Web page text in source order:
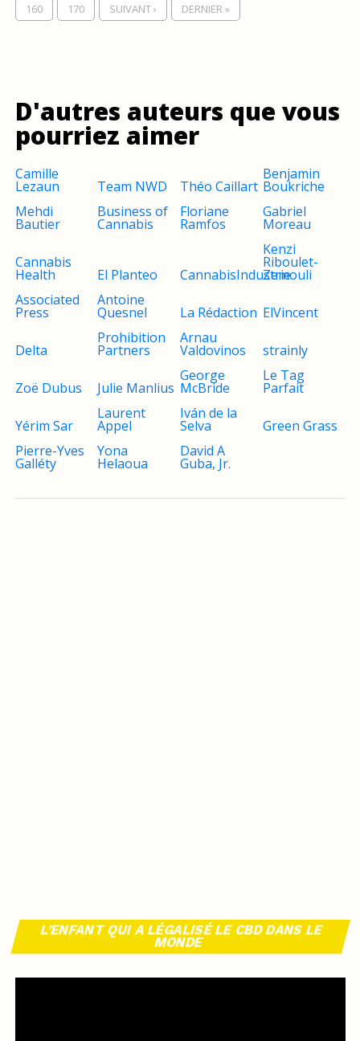
160
170 SUIVANT › DERNIER »
D'autres auteurs que vous
pourriez aimer
Camille
Lezaun Team NWD Théo Caillart
Benjamin
Boukriche
Mehdi
Bautier
Business of
Cannabis
Floriane
Ramfos
Gabriel
Moreau
Cannabis
Health El Planteo CannabisIndustrie
Kenzi
Riboulet-
Zemouli
Associated
Press
Antoine
Quesnel La Rédaction ElVincent
Delta
Prohibition
Partners
Arnau
Valdovinos strainly
Zoë Dubus Julie Manlius
George
McBride
Le Tag
Parfait
Yérim Sar
Laurent
Appel
Iván de la
Selva
Green Grass
Pierre-Yves
Galléty
Yona
Helaoua
David A
Guba, Jr.
L’ENFANT QUI A LÉGALISÉ LE CBD DANS LE
MONDE